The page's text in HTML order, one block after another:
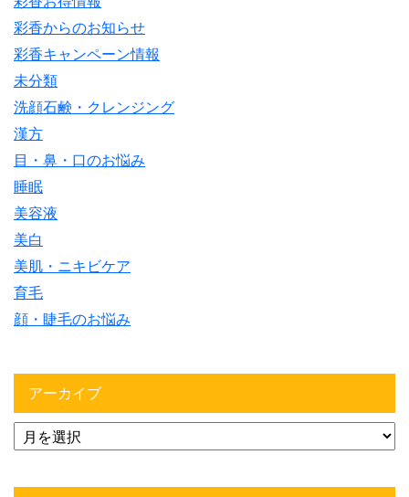
彩香からのお知らせ
彩香キャンペーン情報
未分類
洗顔石鹸・クレンジング
漢方
目・鼻・口のお悩み
睡眠
美容液
美白
美肌・ニキビケア
育毛
顔・睫毛のお悩み
アーカイブ